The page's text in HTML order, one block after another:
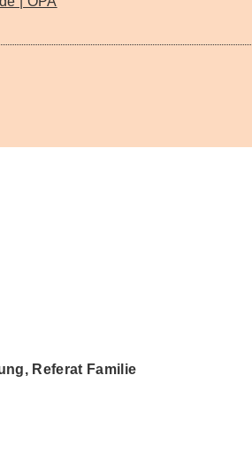
Referat Familie